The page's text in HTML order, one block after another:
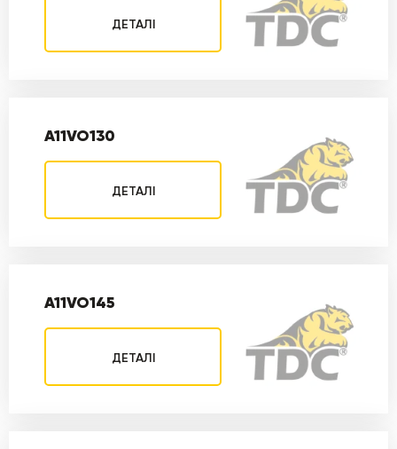
ДЕТАЛІ
A11VO130
ДЕТАЛІ
A11VO145
ДЕТАЛІ